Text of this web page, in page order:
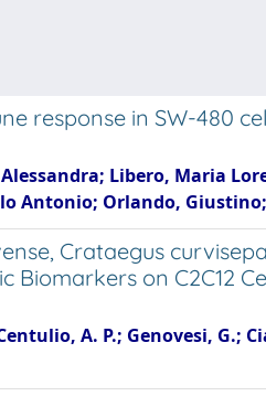
response in SW-480
Libero, Maria
Antonio; Orlando,
Crataegus
on C2C12
A. P.; Genovesi, G.;